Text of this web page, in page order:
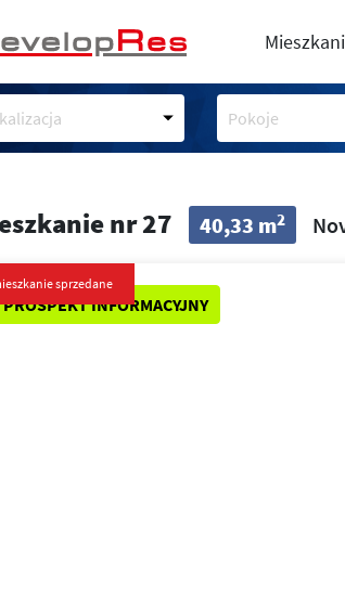
Pokoje
nr 27 40,33 m2
PROSPEKT INFORMACYJNY
sprzedane